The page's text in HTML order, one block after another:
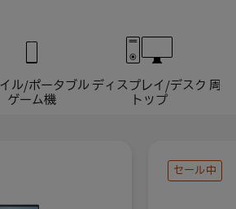
ル/ポータブル
ゲーム機
ディスプレイ/デスク
トップ
周
セール中